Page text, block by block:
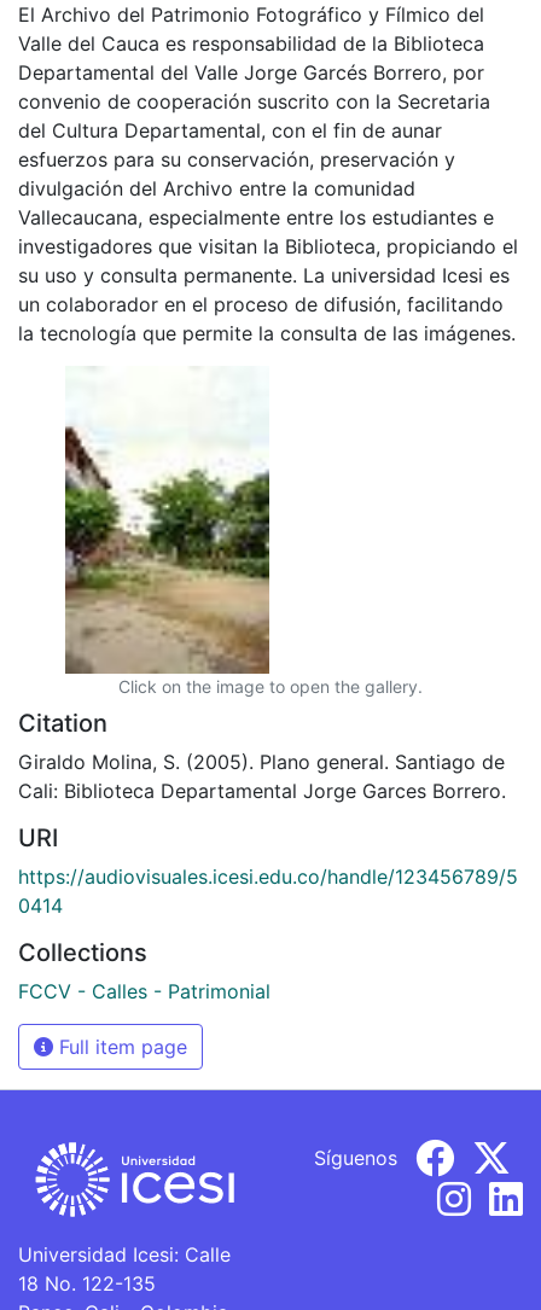
El Archivo del Patrimonio Fotográfico y Fílmico del
Valle del Cauca es responsabilidad de la Biblioteca
Departamental del Valle Jorge Garcés Borrero, por
convenio de cooperación suscrito con la Secretaria
del Cultura Departamental, con el fin de aunar
esfuerzos para su conservación, preservación y
divulgación del Archivo entre la comunidad
Vallecaucana, especialmente entre los estudiantes e
investigadores que visitan la Biblioteca, propiciando el
su uso y consulta permanente. La universidad Icesi es
un colaborador en el proceso de difusión, facilitando
la tecnología que permite la consulta de las imágenes.
Click on the image to open the gallery.
Citation
Giraldo Molina, S. (2005). Plano general. Santiago de
Cali: Biblioteca Departamental Jorge Garces Borrero.
URI
https://audiovisuales.icesi.edu.co/handle/123456789/5
0414
Collections
FCCV - Calles - Patrimonial
Full item page
Universidad Icesi: Calle
18 No. 122-135
Síguenos